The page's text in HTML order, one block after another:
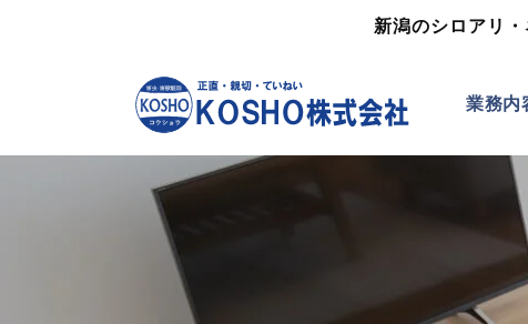
新潟のシロアリ
業務内